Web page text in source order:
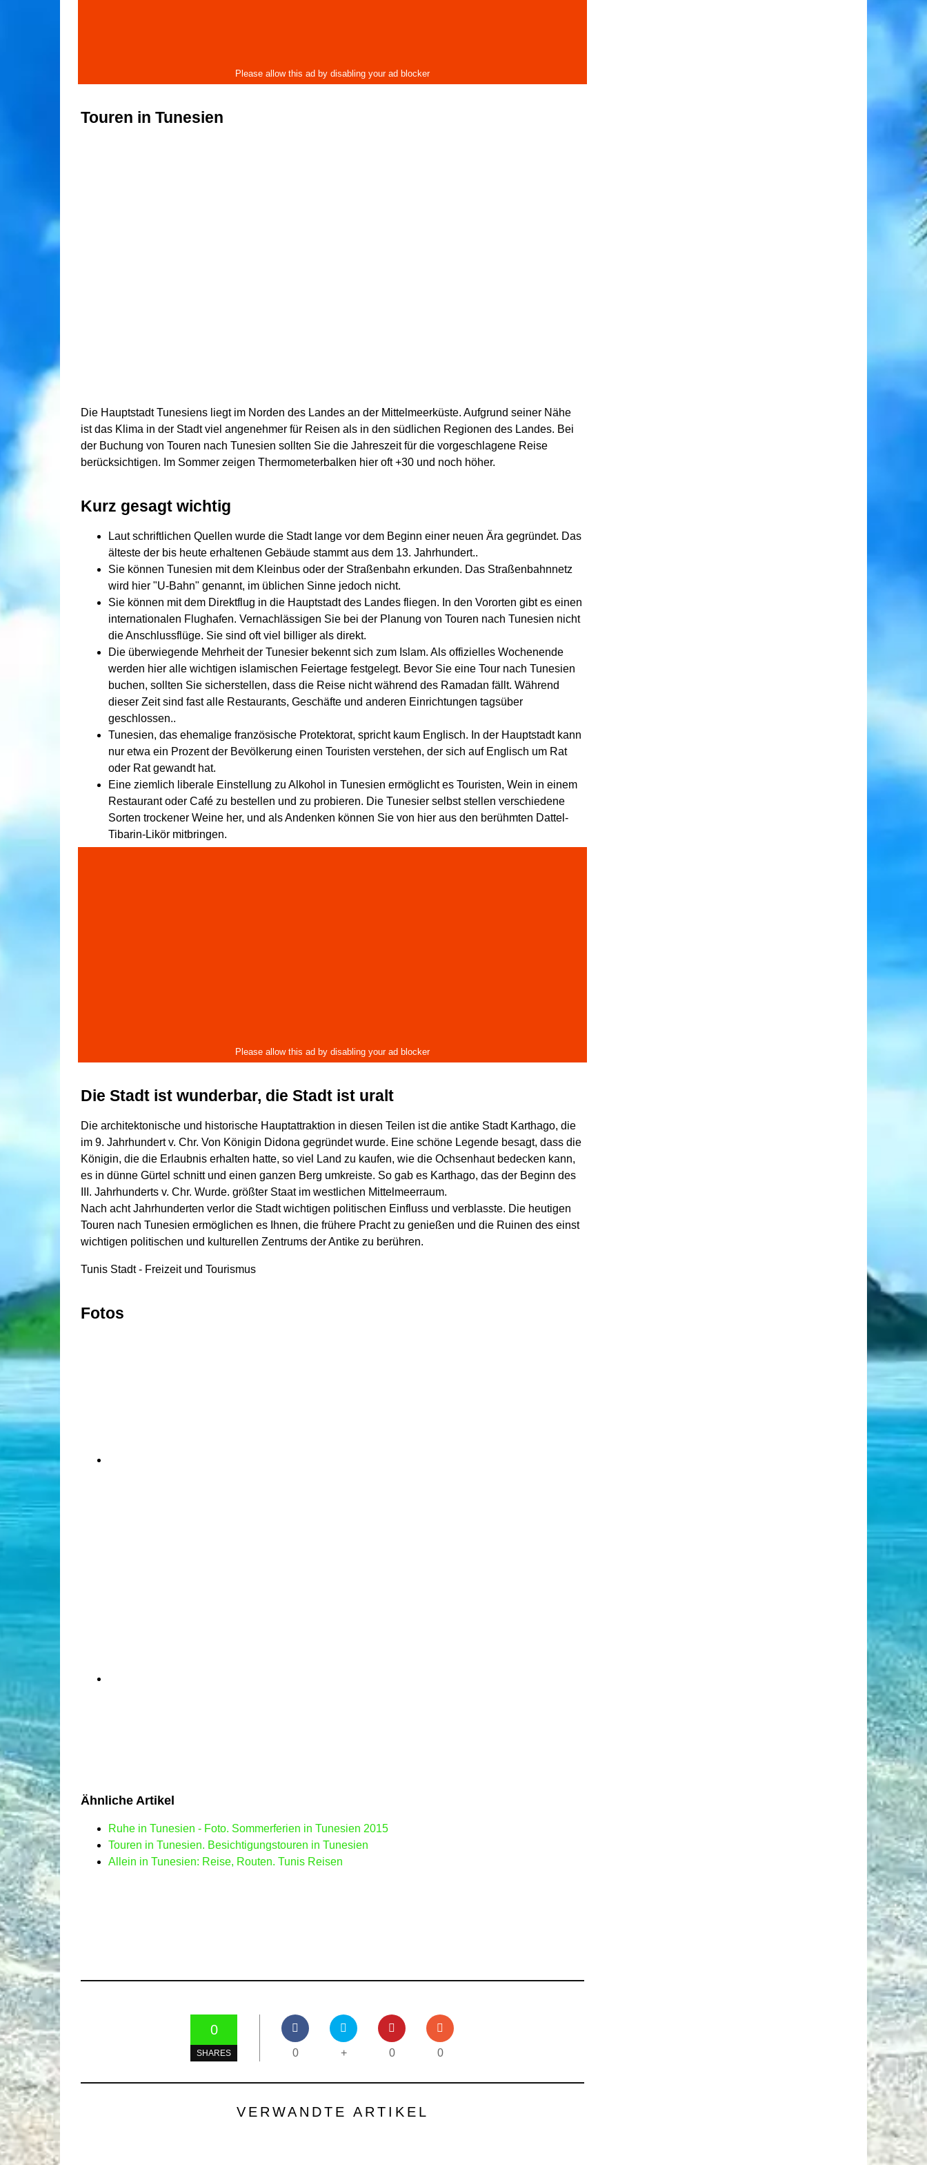
Touren in Tunesien
Die Hauptstadt Tunesiens liegt im Norden des Landes an der Mittelmeerküste. Aufgrund seiner Nähe
ist das Klima in der Stadt viel angenehmer für Reisen als in den südlichen Regionen des Landes. Bei
der Buchung von Touren nach Tunesien sollten Sie die Jahreszeit für die vorgeschlagene Reise
berücksichtigen. Im Sommer zeigen Thermometerbalken hier oft +30 und noch höher.
Kurz gesagt wichtig
Laut schriftlichen Quellen wurde die Stadt lange vor dem Beginn einer neuen Ära gegründet. Das
älteste der bis heute erhaltenen Gebäude stammt aus dem 13. Jahrhundert..
Sie können Tunesien mit dem Kleinbus oder der Straßenbahn erkunden. Das Straßenbahnnetz
wird hier "U-Bahn" genannt, im üblichen Sinne jedoch nicht.
Sie können mit dem Direktflug in die Hauptstadt des Landes fliegen. In den Vororten gibt es einen
internationalen Flughafen. Vernachlässigen Sie bei der Planung von Touren nach Tunesien nicht
die Anschlussflüge. Sie sind oft viel billiger als direkt.
Die überwiegende Mehrheit der Tunesier bekennt sich zum Islam. Als offizielles Wochenende
werden hier alle wichtigen islamischen Feiertage festgelegt. Bevor Sie eine Tour nach Tunesien
buchen, sollten Sie sicherstellen, dass die Reise nicht während des Ramadan fällt. Während
dieser Zeit sind fast alle Restaurants, Geschäfte und anderen Einrichtungen tagsüber
geschlossen..
Tunesien, das ehemalige französische Protektorat, spricht kaum Englisch. In der Hauptstadt kann
nur etwa ein Prozent der Bevölkerung einen Touristen verstehen, der sich auf Englisch um Rat
oder Rat gewandt hat.
Eine ziemlich liberale Einstellung zu Alkohol in Tunesien ermöglicht es Touristen, Wein in einem
Restaurant oder Café zu bestellen und zu probieren. Die Tunesier selbst stellen verschiedene
Sorten trockener Weine her, und als Andenken können Sie von hier aus den berühmten Dattel-
Tibarin-Likör mitbringen.
Die Stadt ist wunderbar, die Stadt ist uralt
Die architektonische und historische Hauptattraktion in diesen Teilen ist die antike Stadt Karthago, die
im 9. Jahrhundert v. Chr. Von Königin Didona gegründet wurde. Eine schöne Legende besagt, dass die
Königin, die die Erlaubnis erhalten hatte, so viel Land zu kaufen, wie die Ochsenhaut bedecken kann,
es in dünne Gürtel schnitt und einen ganzen Berg umkreiste. So gab es Karthago, das der Beginn des
III. Jahrhunderts v. Chr. Wurde. größter Staat im westlichen Mittelmeerraum.
Nach acht Jahrhunderten verlor die Stadt wichtigen politischen Einfluss und verblasste. Die heutigen
Touren nach Tunesien ermöglichen es Ihnen, die frühere Pracht zu genießen und die Ruinen des einst
wichtigen politischen und kulturellen Zentrums der Antike zu berühren.
Tunis Stadt - Freizeit und Tourismus
Fotos
Ähnliche Artikel
Ruhe in Tunesien - Foto. Sommerferien in Tunesien 2015
Touren in Tunesien. Besichtigungstouren in Tunesien
Allein in Tunesien: Reise, Routen. Tunis Reisen
0
SHARES 0 + 0 0
VERWANDTE ARTIKEL